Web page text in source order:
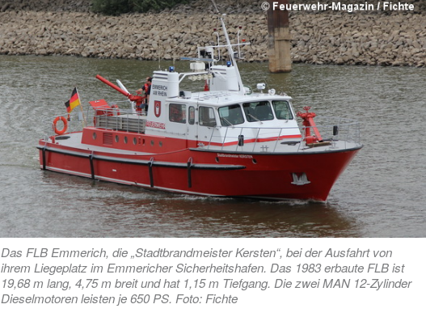
Das FLB Emmerich, die „Stadtbrandmeister Kersten“, bei der Ausfahrt von
ihrem Liegeplatz im Emmericher Sicherheitshafen. Das 1983 erbaute FLB ist
19,68 m lang, 4,75 m breit und hat 1,15 m Tiefgang. Die zwei MAN 12-Zylinder
Dieselmotoren leisten je 650 PS. Foto: Fichte